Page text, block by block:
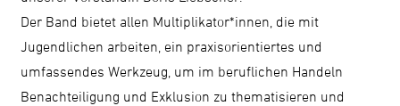
Der Band bietet allen Multiplikator*innen, die mit
Jugendlichen arbeiten, ein praxisorientiertes und
umfassendes Werkzeug, um im beruflichen Handeln
Benachteiligung und Exklusion zu thematisieren und